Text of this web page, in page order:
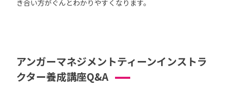
き合い方がぐんとわかりやすくなります。
アンガーマネジメントティーンインストラ
クター養成講座Q&A